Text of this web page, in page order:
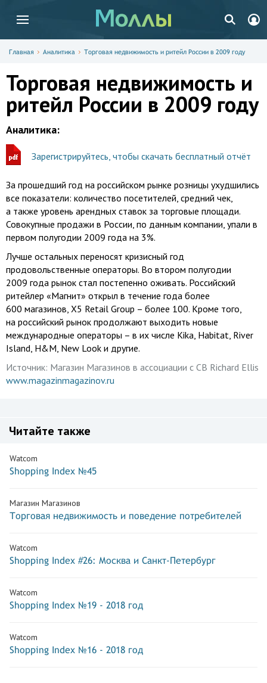
Главная Аналитика Торговая недвижимость и ритейл России в 2009 году
Торговая недвижимость и
ритейл России в 2009 году
Аналитика:
Зарегистрируйтесь, чтобы скачать бесплатный отчёт
За прошедший год на российском рынке розницы ухудшились
все показатели: количество посетителей, средний чек,
а также уровень арендных ставок за торговые площади.
Совокупные продажи в России, по данным компании, упали в
первом полугодии 2009 года на 3%.
Лучше остальных переносят кризисный год
продовольственные операторы. Во втором полугодии
2009 года рынок стал постепенно оживать. Российский
ритейлер «Магнит» открыл в течение года более
600 магазинов, X5 Retail Group – более 100. Кроме того,
на российский рынок продолжают выходить новые
международные операторы – в их числе Kika, Habitat, River
Island, H&M, New Look и другие.
Источник: Магазин Магазинов в ассоциации с CB Richard Ellis
www.magazinmagazinov.ru
Читайте также
Watcom
Shopping Index №45
Магазин Магазинов
Торговая недвижимость и поведение потребителей
Watcom
Shopping Index #26: Москва и Санкт-Петербург
Watcom
Shopping Index №19 - 2018 год
Watcom
Shopping Index №16 - 2018 год